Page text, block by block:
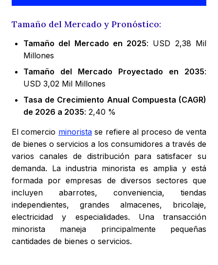
Tamaño del Mercado y Pronóstico:
Tamaño del Mercado en 2025: USD 2,38 Mil
Millones
Tamaño del Mercado Proyectado en 2035:
USD 3,02 Mil Millones
Tasa de Crecimiento Anual Compuesta (CAGR)
de 2026 a 2035: 2,40 %
El comercio minoristase refiere al proceso de venta
de bienes o servicios a los consumidores a través de
varios canales de distribución para satisfacer su
demanda. La industria minorista es amplia y está
formada por empresas de diversos sectores que
incluyen abarrotes, conveniencia, tiendas
independientes, grandes almacenes, bricolaje,
electricidad y especialidades. Una transacción
minorista maneja principalmente pequeñas
cantidades de bienes o servicios.